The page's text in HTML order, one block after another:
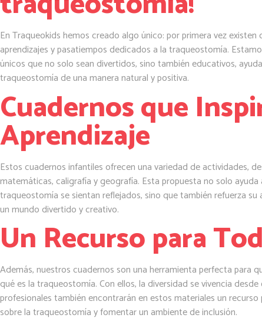
En Traqueokids hemos creado algo único: por primera vez
aprendizajes y pasatiempos dedicados a la traqueostomía.
únicos que no solo sean divertidos, sino también educativos,
traqueostomía de una manera natural y positiva.
Cuadernos que
Aprendizaje
Estos cuadernos infantiles ofrecen una variedad de actividades,
matemáticas, caligrafía y geografía. Esta propuesta no solo ayuda
traqueostomía se sientan reflejados, sino que también refuerza
un mundo divertido y creativo.
Un Recurso para
Además, nuestros cuadernos son una herramienta perfecta para
qué es la traqueostomía. Con ellos, la diversidad se vivencia
profesionales también encontrarán en estos materiales un
sobre la traqueostomía y fomentar un ambiente de inclusión.